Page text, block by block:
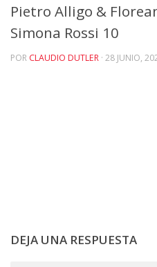
Pietro Alligo &
Simona Rossi 10
POR CLAUDIO DUTLER · 28 JUNIO,
DEJA UNA RESPUESTA